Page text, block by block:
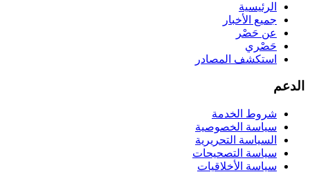
الرئيسية
جميع الأخبار
عن حَصْر
حَصْري
استكشف المصادر
الدعم
شروط الخدمة
سياسة الخصوصية
السياسة التحريرية
سياسة التصحيحات
سياسة الأخلاقيات